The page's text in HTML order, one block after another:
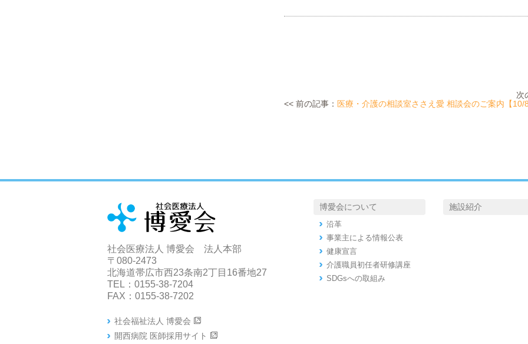
次
<< 前の記事： 医療・介護の相談室ささえ愛 相談会のご案内【10/
社会医療法人 博愛会 法人本部
〒080-2473
北海道帯広市西23条南2丁目16番地27
TEL：0155-38-7204
FAX：0155-38-7202
社会福祉法人 博愛会
開西病院 医師採用サイト
博愛会について
沿革
事業主による情報公表
健康宣言
介護職員初任者研修講座
SDGsへの取組み
施設紹介